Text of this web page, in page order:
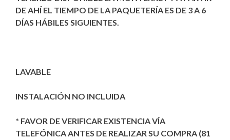
DE AHÍ EL TIEMPO DE LA PAQUETERÍA ES DE 3 A 6
DÍAS HÁBILES SIGUIENTES.
LAVABLE
INSTALACIÓN NO INCLUIDA
* FAVOR DE VERIFICAR EXISTENCIA VÍA
TELEFÓNICA ANTES DE REALIZAR SU COMPRA (81